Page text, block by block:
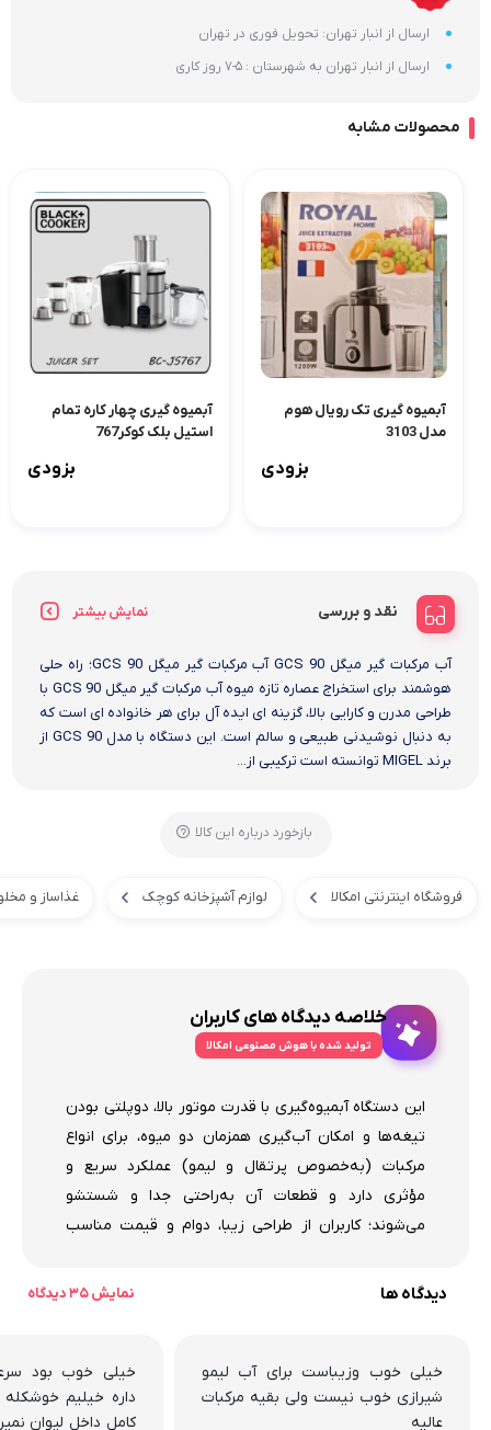
ارسال از انبار تهران: تحویل فوری در تهران
ارسال از انبار تهران به شهرستان : 5-7 روز کاری
محصولات مشابه
آبمیوه گیری تک رویال هوم
مدل 3103
بزودی
آبمیوه گیری چهار کاره تمام
استیل بلک کوکر767
بزودی
نقد و بررسی نمایش بیشتر
آب مرکبات گیر میگل GCS 90 آب مرکبات گیر میگل GCS 90؛ راه حلی
هوشمند برای استخراج عصاره تازه میوه آب مرکبات گیر میگل GCS 90 با
طراحی مدرن و کارایی بالا، گزینه ای ایده آل برای هر خانواده ای است که
به دنبال نوشیدنی طبیعی و سالم است. این دستگاه با مدل GCS 90 از
برند MIGEL توانسته است ترکیبی از...
بازخورد درباره این کالا
فروشگاه اینترنتی امکالا لوازم آشپزخانه کوچک غذاساز و
خلاصه دیدگاه های کاربران
تولید شده با هوش مصنوعی امکالا
این دستگاه آبمیوه‌گیری با قدرت موتور بالا، دوپلتی بودن
تیغه‌ها و امکان آب‌گیری همزمان دو میوه، برای انواع
مرکبات (به‌خصوص پرتقال و لیمو) عملکرد سریع و
مؤثری دارد و قطعات آن به‌راحتی جدا و شستشو
می‌شوند؛ کاربران از طراحی زیبا، دوام و قیمت مناسب
شامل نیاز به قرار دادن حداقل دو میوه برای کارکرد، عدم
جمع‌آوری آب از لبه‌های خروجی است. به‌طور کلی، نظرات
بیشتر مثبت است و دستگاه به‌عنوان یک گزینه پرقدرت
دیدگاه ها نمایش 35 دیدگاه
خیلی خوب وزیباست برای آب لیمو
شیرازی خوب نیست ولی بقیه مرکبات
عالیه
خیلی خوب بود
داره خیلیم
کامل داخل لیوان